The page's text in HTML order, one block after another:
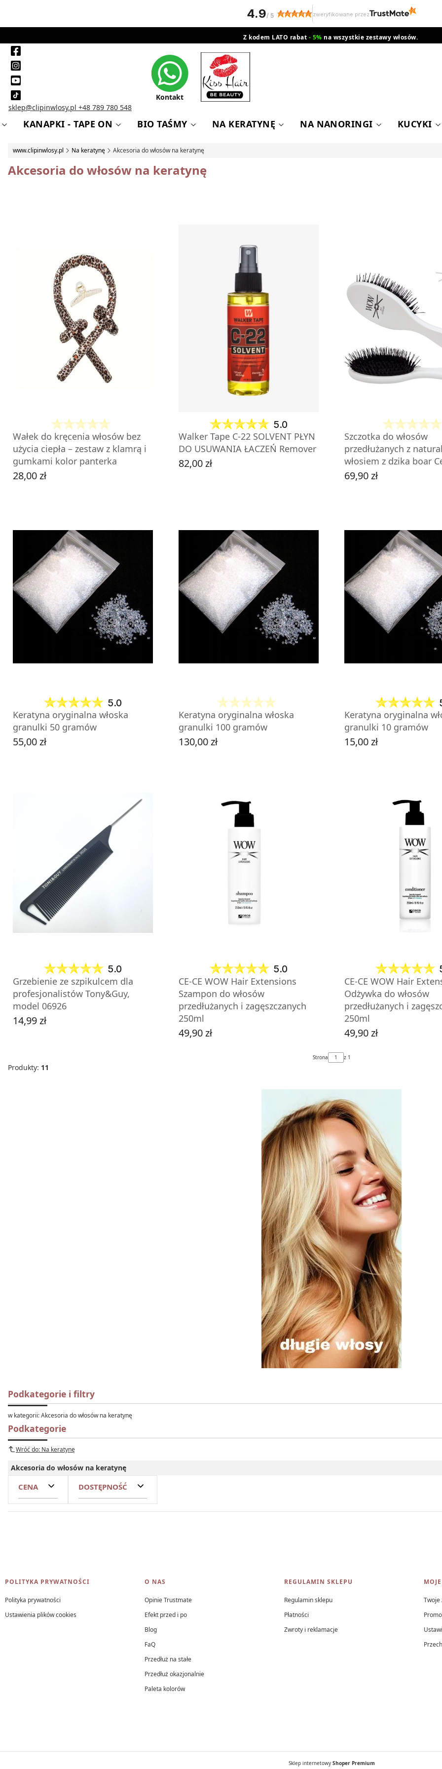
Z kodem LATO rabat - 5% na wszystkie zestawy włosów.
sklep@clipinwlosy.pl +48 789 780 548
Kontakt
KANAPKI - TAPE ON BIO TAŚMY NA KERATYNĘ NA NANORINGI KUCYKI
www.clipinwlosy.pl Na keratynę Akcesoria do włosów na keratynę
Akcesoria do włosów na keratynę
Wałek do kręcenia włosów bez
użycia ciepła – zestaw z klamrą i
gumkami kolor panterka
Cena
28,00 zł
ZOBACZ PRODUKT
5.0
Walker Tape C-22 SOLVENT PŁYN
DO USUWANIA ŁACZEŃ Remover
Cena
82,00 zł
DO KOSZYKA
Szczotka do włosów
przedłużanych z
włosiem z dzika boar
Cena
69,90 zł
DO KOSZYKA
5.0
Keratyna oryginalna włoska
granulki 50 gramów
Cena
55,00 zł
ZOBACZ PRODUKT
Keratyna oryginalna włoska
granulki 100 gramów
Cena
130,00 zł
ZOBACZ PRODUKT
Keratyna oryginalna
granulki 10 gramów
Cena
15,00 zł
ZOBACZ
5.0
Grzebienie ze szpikulcem dla
profesjonalistów Tony&Guy,
model 06926
Cena
14,99 zł
5.0
CE-CE WOW Hair Extensions
Szampon do włosów
przedłużanych i zagęszczanych
250ml
Cena
49,90 zł
DO KOSZYKA
CE-CE WOW Hair
Odżywka do włosów
przedłużanych i
250ml
Cena
49,90 zł
Strona z 1
Produkty: 11
Podkategorie i filtry
w kategorii: Akcesoria do włosów na keratynę
Podkategorie
Wróć do: Na keratynę
Akcesoria do włosów na keratynę
CENA DOSTĘPNOŚĆ
Linki w stopce
POLITYKA PRYWATNOŚCI
Polityka prywatności
Ustawienia plików cookies
O NAS
Opinie Trustmate
Efekt przed i po
Blog
FaQ
Przedłuż na stałe
Przedłuż okazjonalnie
Paleta kolorów
REGULAMIN SKLEPU
Regulamin sklepu
Płatności
Zwroty i reklamacje
Twoje
Sklep internetowy Shoper Premium
4.9/ 5 zweryfikowane przez